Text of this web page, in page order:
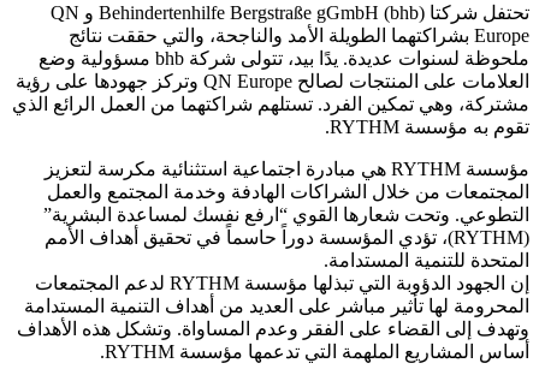
تحتفل شركتا Behindertenhilfe Bergstraße gGmbH (bhb) و QN
Europe بشراكتهما الطويلة الأمد والناجحة، والتي حققت نتائج
ملحوظة لسنوات عديدة. يدًا بيد، تتولى شركة bhb مسؤولية وضع
العلامات على المنتجات لصالح QN Europe وتركز جهودها على رؤية
مشتركة، وهي تمكين الفرد. تستلهم شراكتهما من العمل الرائع الذي
تقوم به مؤسسة RYTHM.
مؤسسة RYTHM هي مبادرة اجتماعية استثنائية مكرسة لتعزيز
المجتمعات من خلال الشراكات الهادفة وخدمة المجتمع والعمل
التطوعي. وتحت شعارها القوي “ارفع نفسك لمساعدة البشرية”
(RYTHM)، تؤدي المؤسسة دوراً حاسماً في تحقيق أهداف الأمم
المتحدة للتنمية المستدامة.
إن الجهود الدؤوبة التي تبذلها مؤسسة RYTHM لدعم المجتمعات
المحرومة لها تأثير مباشر على العديد من أهداف التنمية المستدامة
وتهدف إلى القضاء على الفقر وعدم المساواة. وتشكل هذه الأهداف
أساس المشاريع الملهمة التي تدعمها مؤسسة RYTHM.